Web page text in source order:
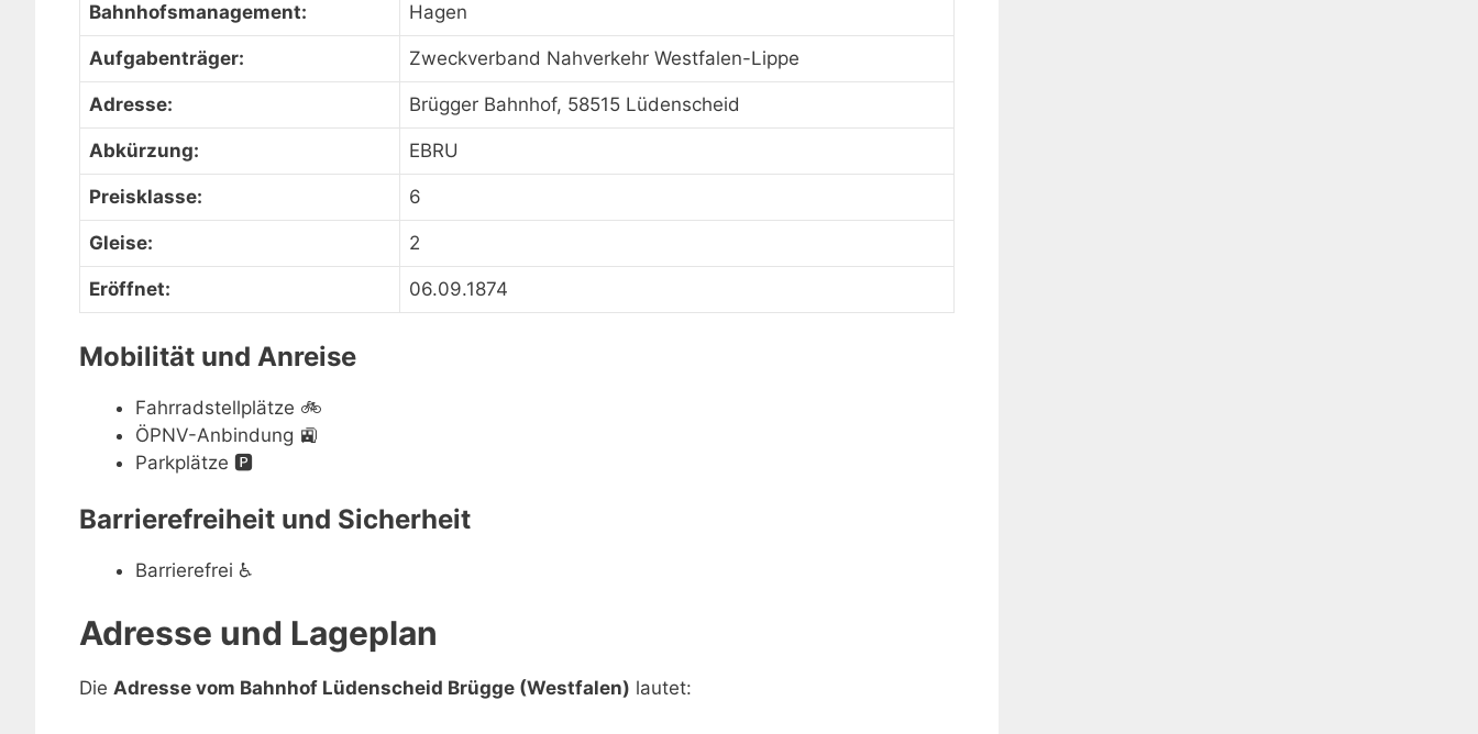
Bahnhofsmanagement: Hagen
Aufgabenträger: Zweckverband Nahverkehr Westfalen-Lippe
Adresse: Brügger Bahnhof, 58515 Lüdenscheid
Abkürzung: EBRU
Preisklasse: 6
Gleise: 2
Eröffnet: 06.09.1874
Mobilität und Anreise
Fahrradstellplätze 🚲
ÖPNV-Anbindung 🚉
Parkplätze 🅿️
Barrierefreiheit und Sicherheit
Barrierefrei ♿
Adresse und Lageplan
Die Adresse vom Bahnhof Lüdenscheid Brügge (Westfalen) lautet: